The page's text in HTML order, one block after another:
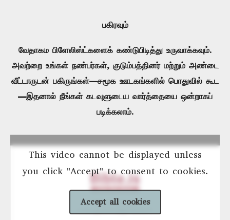
பகிரவும்
வேதாகம பிளேலிஸ்ட்களைக் கண்டுபிடித்து உருவாக்கவும்.
அவற்றை உங்கள் நண்பர்கள், குடும்பத்தினர் மற்றும் அண்டை
வீட்டாருடன் பகிருங்கள்—சமூக ஊடகங்களில் பொதுவில் கூட
—இதனால் நீங்கள் கடவுளுடைய வார்த்தையை ஒன்றாகப்
படிக்கலாம்.
This video cannot be displayed unless
you click "Accept" to consent to cookies.
Accept all cookies